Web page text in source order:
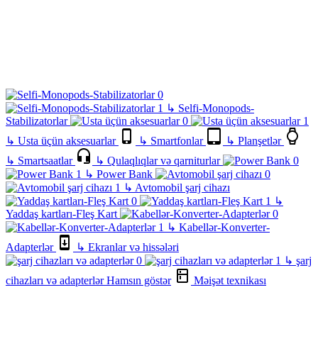
↳ Selfi-Monopods-
Stabilizatorlar
↳ Usta üçün aksesuarlar ↳ Smartfonlar ↳ Planşetlər
↳ Smartsaatlar ↳ Qulaqlıqlar və qarniturlar
↳ Power Bank
↳ Avtomobil şarj cihazı
↳
Yaddaş kartları-Fleş Kart
↳ Kabellər-Konverter-
Adapterlər
↳ Ekranlar və hissələri
↳ şarj
cihazları və adapterlərHamsın göstər Məişət texnikası